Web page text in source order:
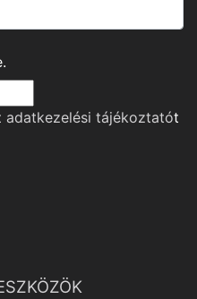
adatkezelési tájékoztatót